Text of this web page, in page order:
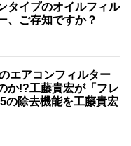
タイプのオイルフィル
、ご存知ですか？
エアコンフィルター
か!?工藤貴宏が「フレ
の除去機能を工藤貴宏